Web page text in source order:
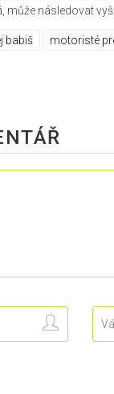
následovat
babiš motoristé